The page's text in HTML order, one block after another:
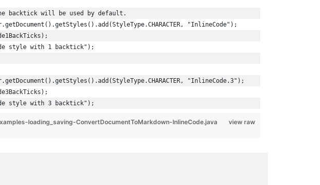
backtick will be used by default.
"InlineCode");
style with 1 backtick");
"InlineCode.3");
style with 3 backtick");
view raw
loading_saving-ConvertDocumentToMarkdown-InlineCode.java